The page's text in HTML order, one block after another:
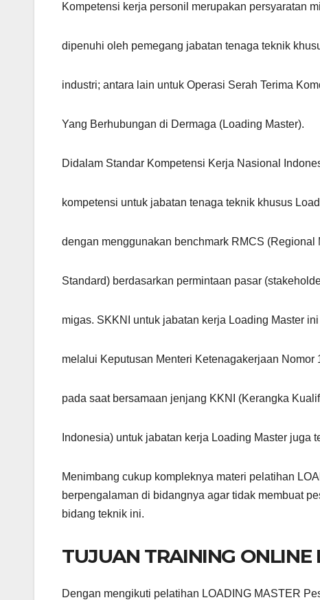
Kompetensi kerja personil merupakan persyaratan
dipenuhi oleh pemegang jabatan tenaga teknik
industri; antara lain untuk Operasi Serah Terima
Yang Berhubungan di Dermaga (Loading Master).
Didalam Standar Kompetensi Kerja Nasional
kompetensi untuk jabatan tenaga teknik khusus
dengan menggunakan benchmark RMCS (Regional
Standard) berdasarkan permintaan pasar
migas. SKKNI untuk jabatan kerja Loading Master
melalui Keputusan Menteri Ketenagakerjaan Nomor
pada saat bersamaan jenjang KKNI (Kerangka
Indonesia) untuk jabatan kerja Loading Master juga
Menimbang cukup kompleknya materi pelatihan
berpengalaman di bidangnya agar tidak membuat
bidang teknik ini.
TUJUAN TRAINING ONLINE
Dengan mengikuti pelatihan LOADING MASTER